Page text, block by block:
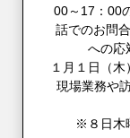
不用品
00～17：00
話でのお問
への応
１月１日（
現場業務や
※８日木